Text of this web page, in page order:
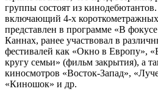
группы состоят из
включающий 4-х
представлен в программе «В
Каннах, ранее участвовал в
фестивалей как «Окно в Европу»,
кругу семьи» (фильм закрытия), а
киносмотров «Восток-Запад»,
«Киношок» и др.